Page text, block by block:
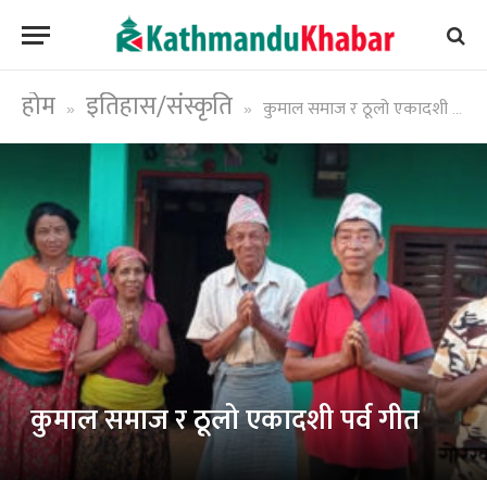
होम » इतिहास/संस्कृति » कुमाल समाज र ठूलो एकादशी पर्व गीत
कुमाल समाज र ठूलो एकादशी पर्व गीत